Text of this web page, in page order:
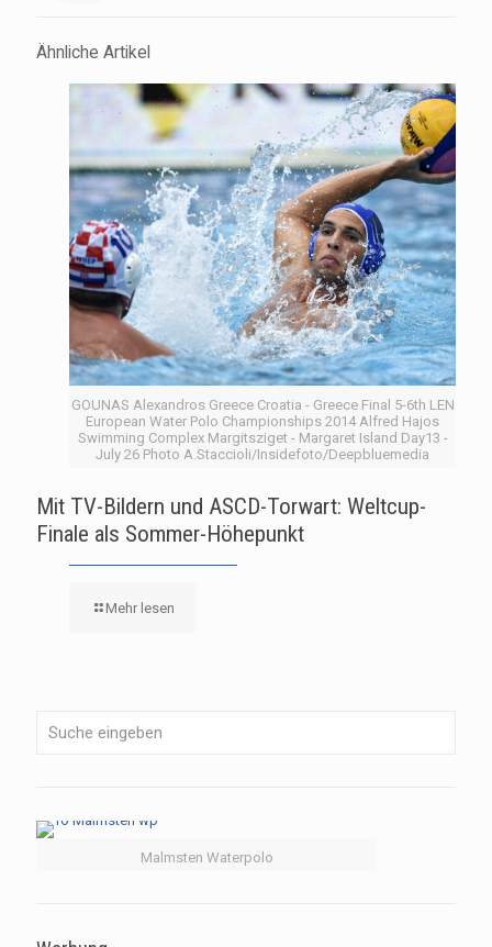
Ähnliche Artikel
GOUNAS Alexandros Greece Croatia - Greece Final 5-6th LEN
European Water Polo Championships 2014 Alfred Hajos
Swimming Complex Margitsziget - Margaret Island Day13 -
July 26 Photo A.Staccioli/Insidefoto/Deepbluemedia
Mit TV-Bildern und ASCD-Torwart: Weltcup-
Finale als Sommer-Höhepunkt
Mehr lesen
Malmsten Waterpolo